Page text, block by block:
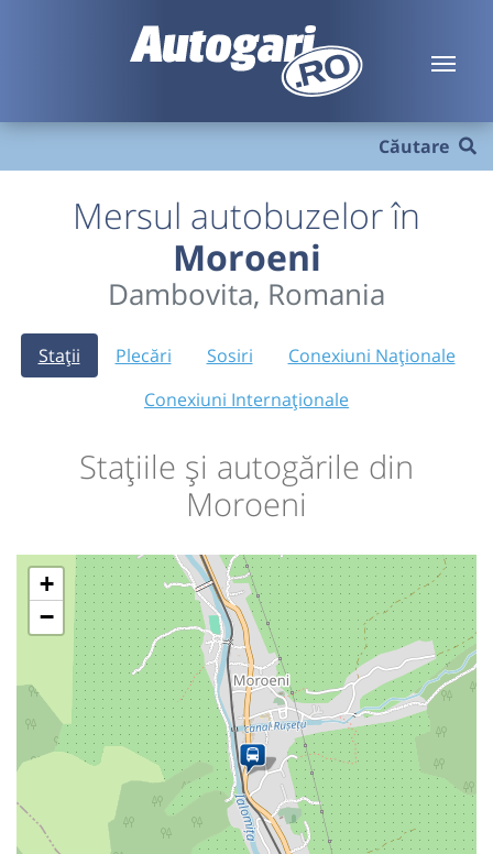
Căutare
Mersul autobuzelor în
Moroeni
Dambovita, Romania
Stații Plecări Sosiri
Conexiuni Naționale
Conexiuni Internaționale
Stațiile și autogările din
Moroeni
+
−